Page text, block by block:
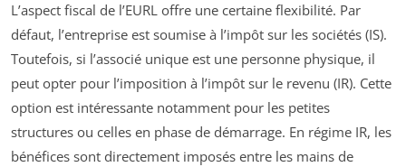
L’aspect fiscal de l’EURL offre une certaine flexibilité. Par
défaut, l’entreprise est soumise à l’impôt sur les sociétés (IS).
Toutefois, si l’associé unique est une personne physique, il
peut opter pour l’imposition à l’impôt sur le revenu (IR). Cette
option est intéressante notamment pour les petites
structures ou celles en phase de démarrage. En régime IR, les
bénéfices sont directement imposés entre les mains de